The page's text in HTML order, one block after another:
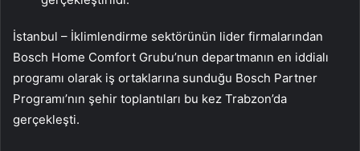
İstanbul – İklimlendirme sektörünün lider firmalarından
Bosch Home Comfort Grubu’nun departmanın en iddialı
programı olarak iş ortaklarına sunduğu Bosch Partner
Programı’nın şehir toplantıları bu kez Trabzon’da
gerçekleşti.